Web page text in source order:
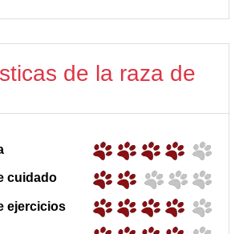
de la raza de
cuidado
ejercicios